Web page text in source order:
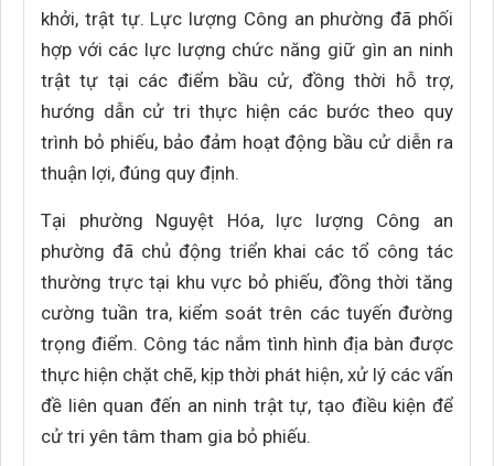
khởi, trật tự. Lực lượng Công an phường đã phối
hợp với các lực lượng chức năng giữ gìn an ninh
trật tự tại các điểm bầu cử, đồng thời hỗ trợ,
hướng dẫn cử tri thực hiện các bước theo quy
trình bỏ phiếu, bảo đảm hoạt động bầu cử diễn ra
thuận lợi, đúng quy định.
Tại phường Nguyệt Hóa, lực lượng Công an
phường đã chủ động triển khai các tổ công tác
thường trực tại khu vực bỏ phiếu, đồng thời tăng
cường tuần tra, kiểm soát trên các tuyến đường
trọng điểm. Công tác nắm tình hình địa bàn được
thực hiện chặt chẽ, kịp thời phát hiện, xử lý các vấn
đề liên quan đến an ninh trật tự, tạo điều kiện để
cử tri yên tâm tham gia bỏ phiếu.